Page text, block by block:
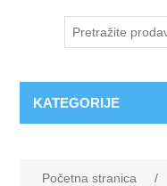
KATEGORIJE
Početna stranica /